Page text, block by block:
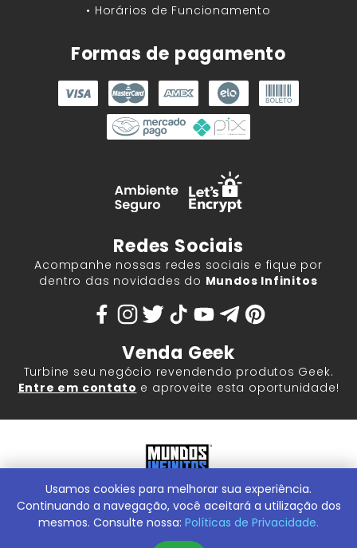
• Horários de Funcionamento
Formas de pagamento
Redes Sociais
Acompanhe nossas redes sociais e fique por
dentro das novidades do Mundos Infinitos
Venda Geek
Turbine seu negócio revendendo produtos Geek.
Entre em contato e aproveite esta oportunidade!
Mundos Infinitos - Publicações e Geek Store |ContentStuff
Publicações e Assinaturas Ltda. CNPJ - 05.859.917/0001-60.
Conheça nossa Loja Física:Rua Machado Bitencourt, 291 -
Usamos cookies para melhorar sua experiência.
Continuando a navegação, você aceitará a utilização dos
mesmos. Consulte nossa: Políticas de Privacidade.